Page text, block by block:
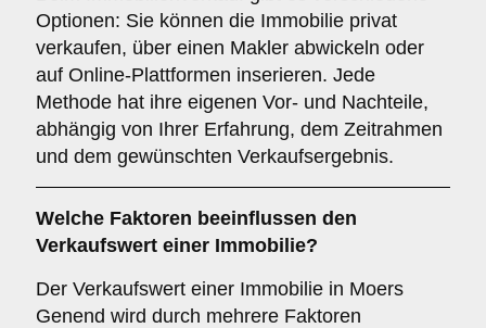
Optionen: Sie können die Immobilie privat
verkaufen, über einen Makler abwickeln oder
auf Online-Plattformen inserieren. Jede
Methode hat ihre eigenen Vor- und Nachteile,
abhängig von Ihrer Erfahrung, dem Zeitrahmen
und dem gewünschten Verkaufsergebnis.
Welche Faktoren beeinflussen den
Verkaufswert einer Immobilie?
Der Verkaufswert einer Immobilie in Moers
Genend wird durch mehrere Faktoren